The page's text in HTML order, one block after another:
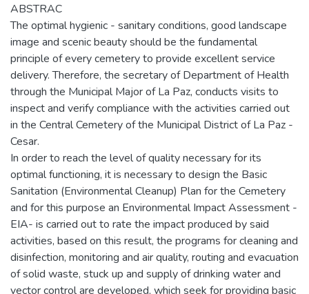
ABSTRAC
The optimal hygienic - sanitary conditions, good landscape
image and scenic beauty should be the fundamental
principle of every cemetery to provide excellent service
delivery. Therefore, the secretary of Department of Health
through the Municipal Major of La Paz, conducts visits to
inspect and verify compliance with the activities carried out
in the Central Cemetery of the Municipal District of La Paz -
Cesar.
In order to reach the level of quality necessary for its
optimal functioning, it is necessary to design the Basic
Sanitation (Environmental Cleanup) Plan for the Cemetery
and for this purpose an Environmental Impact Assessment -
EIA- is carried out to rate the impact produced by said
activities, based on this result, the programs for cleaning and
disinfection, monitoring and air quality, routing and evacuation
of solid waste, stuck up and supply of drinking water and
vector control are developed, which seek for providing basic